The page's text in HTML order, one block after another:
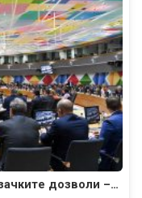
дозволи –…